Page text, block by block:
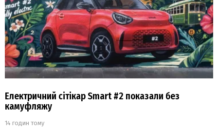
Електричний сітікар Smart #2 показали без
камуфляжу
14 годин тому